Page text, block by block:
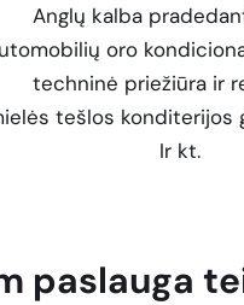
Anglų kalba
oro
techninė priežiūra ir
tešlos konditerijos
Ir kt.
paslauga